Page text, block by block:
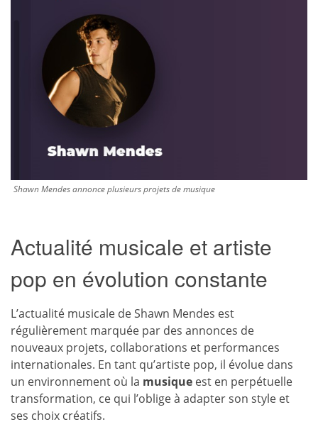
Shawn Mendes annonce plusieurs projets de musique
Actualité musicale et artiste
pop en évolution constante
L’actualité musicale de Shawn Mendes est
régulièrement marquée par des annonces de
nouveaux projets, collaborations et performances
internationales. En tant qu’artiste pop, il évolue dans
un environnement où la musique est en perpétuelle
transformation, ce qui l’oblige à adapter son style et
ses choix créatifs.